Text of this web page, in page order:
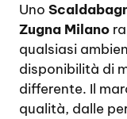
Uno
Zugna Milano
qualsiasi
disponibilità di
differente. Il
qualità, dalle